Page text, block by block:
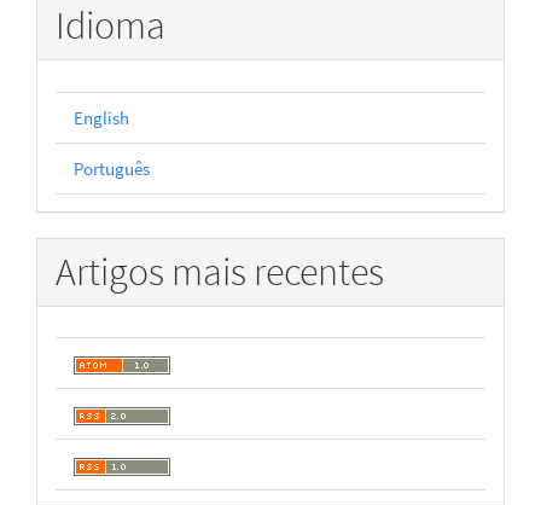
Idioma
English
Português
Artigos mais recentes